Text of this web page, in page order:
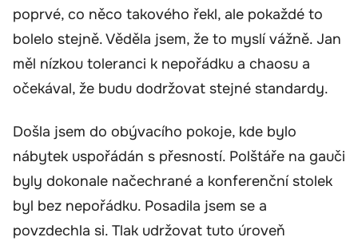
poprvé, co něco takového řekl, ale pokaždé to
bolelo stejně. Věděla jsem, že to myslí vážně. Jan
měl nízkou toleranci k nepořádku a chaosu a
očekával, že budu dodržovat stejné standardy.
Došla jsem do obývacího pokoje, kde bylo
nábytek uspořádán s přesností. Polštáře na gauči
byly dokonale načechrané a konferenční stolek
byl bez nepořádku. Posadila jsem se a
povzdechla si. Tlak udržovat tuto úroveň